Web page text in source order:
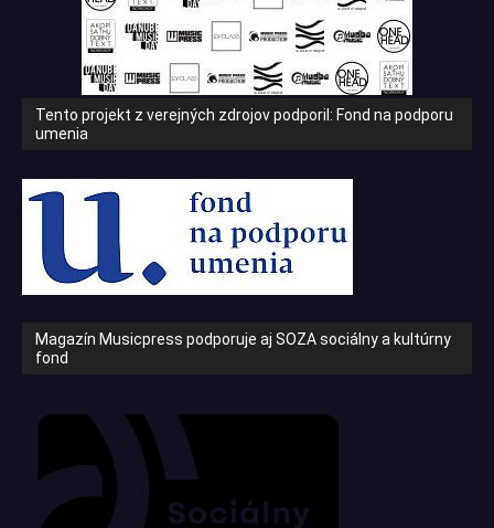
Tento projekt z verejných zdrojov podporil: Fond na podporu
umenia
Magazín Musicpress podporuje aj SOZA sociálny a kultúrny
fond